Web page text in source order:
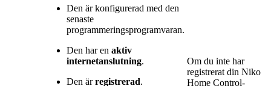
Den är konfigurerad med den
senaste
programmeringsprogramvaran.
Den har en aktiv
internetanslutning.
Den ärregistrerad.
Om du inte har
registrerat din Niko
Home Control-